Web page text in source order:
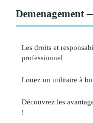
Demenagement
Les droits et
professionnel
Louez un utilitaire à
Découvrez les
!